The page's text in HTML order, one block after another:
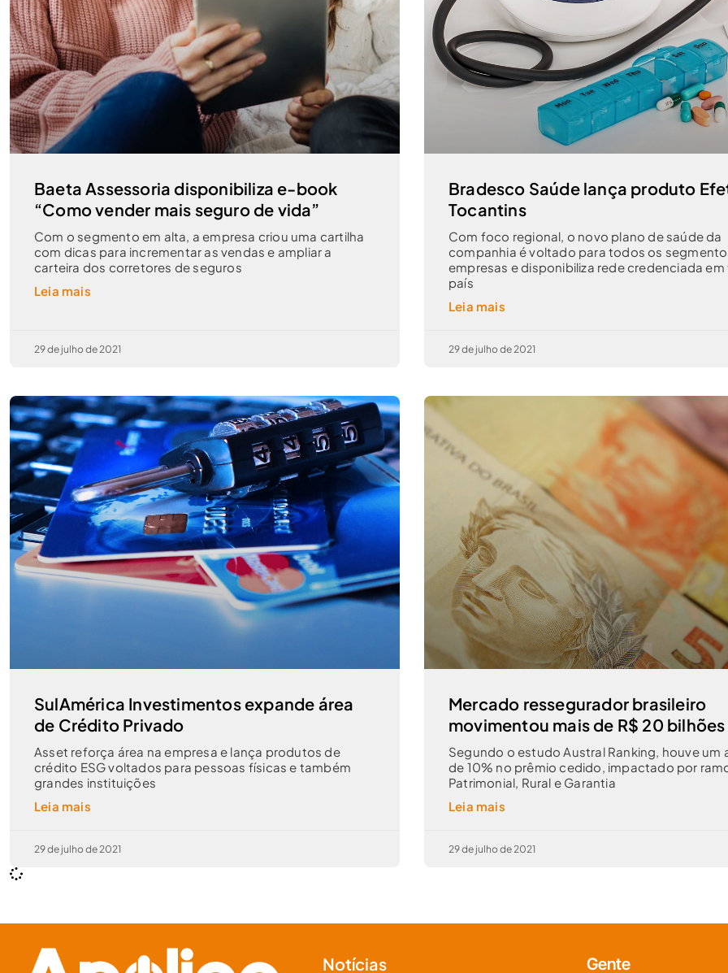
Baeta Assessoria disponibiliza e-book
“Como vender mais seguro de vida”
Com o segmento em alta, a empresa criou uma cartilha
com dicas para incrementar as vendas e ampliar a
carteira dos corretores de seguros
Leia mais
29 de julho de 2021
Bradesco Saúde lança produto
Tocantins
Com foco regional, o novo plano de saúde da
companhia é voltado para todos os
empresas e disponibiliza rede credenciada
país
Leia mais
29 de julho de 2021
SulAmérica Investimentos expande área
de Crédito Privado
Asset reforça área na empresa e lança produtos de
crédito ESG voltados para pessoas físicas e também
grandes instituições
Leia mais
29 de julho de 2021
Mercado ressegurador brasileiro
movimentou mais de R$ 20 bilhões
Segundo o estudo Austral Ranking, houve um
de 10% no prêmio cedido, impactado por
Patrimonial, Rural e Garantia
Leia mais
29 de julho de 2021
Notícias Gente